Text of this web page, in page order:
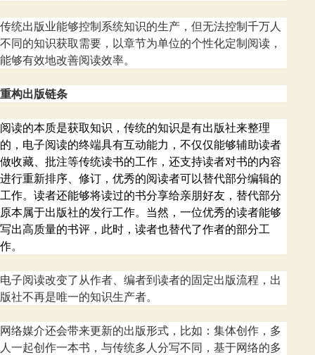
传统出版业能够控制系统知识的生产，但无法控制千万人
不同的知识获取需要，以章节为单位的个性化定制阅读，
能够有效地改善阅读效率。
重构出版链条
阅读的本质是获取知识，传统的知识是有出版社来整理
的，电子阅读的终端具有互动能力，不仅仅能够辅助读者
做收藏、批注等传统读书的工作，还支持读者对书的内容
进行重新排序、修订，优秀的阅读者可以替代部分编辑的
工作。读者还能够将读过的书分享给亲朋好友，替代部分
原本属于出版社的发行工作。当然，一位优秀的读者能够
写出高质量的书评，此时，读者也替代了作者的部分工
作。
电子阅读改变了从作者、编者到读者的固定出版流程，出
版社不再是唯一的知识生产者。
网络媒介还会带来更新的出版形式，比如：集体创作，多
人一起创作一本书，与传统多人分写不同，基于网络的多